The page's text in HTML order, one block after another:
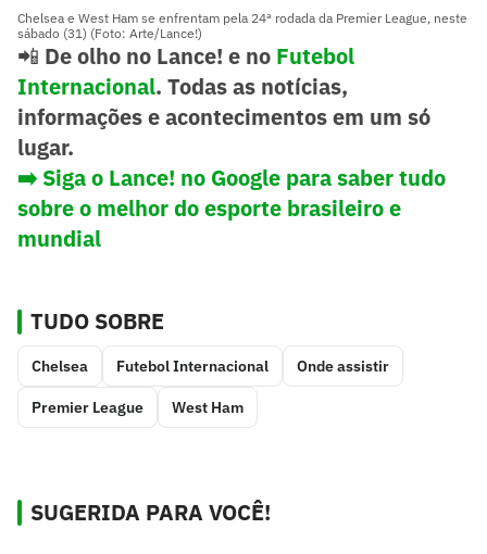
Chelsea e West Ham se enfrentam pela 24ª rodada da Premier League, neste
sábado (31) (Foto: Arte/Lance!)
📲 De olho no Lance! e no Futebol
Internacional. Todas as notícias,
informações e acontecimentos em um só
lugar.
➡️ Siga o Lance! no Google para saber tudo
sobre o melhor do esporte brasileiro e
mundial
TUDO SOBRE
Chelsea Futebol Internacional Onde assistir
Premier League West Ham
SUGERIDA PARA VOCÊ!